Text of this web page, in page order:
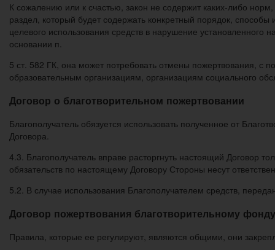
К сожалению или к счастью, закон не содержит каких-либо
раздел, который будет содержать конкретный порядок,
целевого использования средств в нарушение установленного
основании п.
5 ст. 582 ГК, она может потребовать отмены пожертвования,
образовательным организациям, организациям социального
Договор о благотворительном пожертвовании
Благополучатель обязуется использовать полученное от
Договора.
4.3. Благополучатель вправе расторгнуть настоящий Договор
обязательств по настоящему Договору Стороны несут
5.2. В случае использования Благополучателем средств,
Договор пожертвования благотворительному фонду
Правила, которые ее регулируют, являются общими, они